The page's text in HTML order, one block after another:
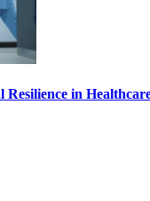
in